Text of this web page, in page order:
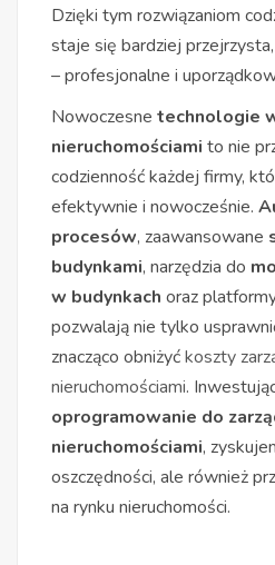
Dzięki tym rozwiązaniom
staje się bardziej
– profesjonalne i
Nowoczesne technologie
nieruchomościami to nie
codzienność każdej firmy,
efektywnie i nowocześnie.
procesów, zaawansowane
budynkami, narzędzia do
w budynkach oraz
pozwalają nie tylko
znacząco obniżyćkoszty
nieruchomościami.
oprogramowanie do
nieruchomościami,
oszczędności, ale również
na rynku nieruchomości.